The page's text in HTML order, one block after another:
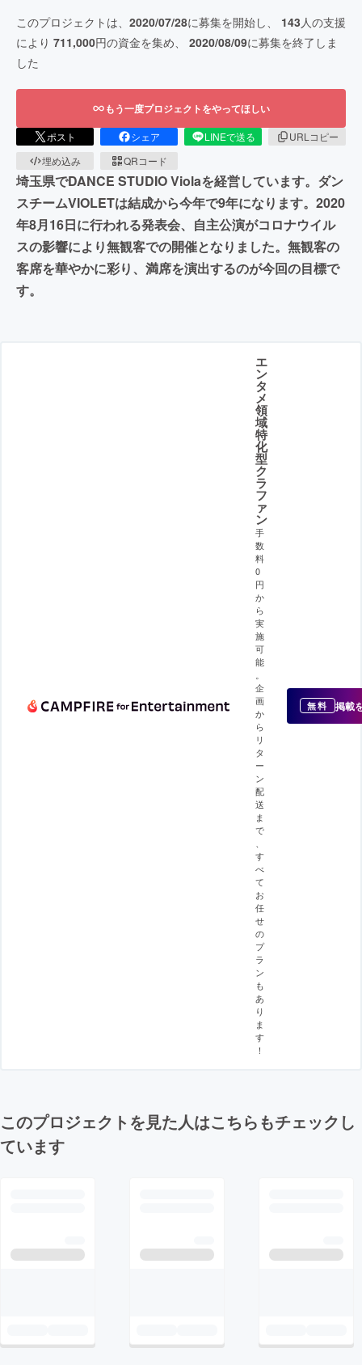
このプロジェクトは、 2020/07/28に募集を開始し、 143 人の支援
により 711,000円の資金を集め、 2020/08/09に募集を終了しま
した
もう一度プロジェクトをやってほしい
ポスト シェア LINEで送る
URLコピー
埋め込み
QRコード
埼玉県でDANCE STUDIO Violaを経営しています。ダン
スチームVIOLETは結成から今年で9年になります。2020
年8月16日に行われる発表会、自主公演がコロナウイル
スの影響により無観客での開催となりました。無観客の
客席を華やかに彩り、満席を演出するのが今回の目標で
す。
エ
ン
タ
メ
領
域
特
化
型
ク
ラ
フ
ァ
ン
手
数
料
0
円
か
ら
実
施
可
能
企
画
か
ら
リ
タ
ー
ン
配
送
ま
で
す
べ
て
お
任
せ
の
プ
ラ
ン
も
あ
り
ま
す
！
無料 掲載
このプロジェクトを見た人はこちらもチェックし
ています